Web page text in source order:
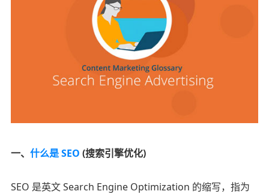
一、 什么是 SEO (搜索引擎优化)
SEO 是英文 Search Engine Optimization 的缩写，指为